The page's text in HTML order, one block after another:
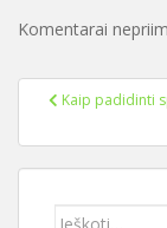
Komentarai
ĮrašoKaip padidinti
Ieškoti: